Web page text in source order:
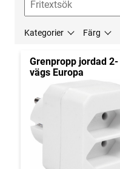
Kategorier Färg
Grenpropp jordad 2-
vägs Europa